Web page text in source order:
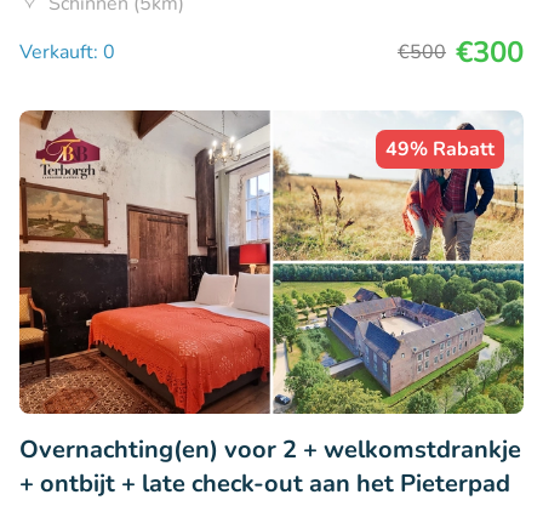
Verkauft: 0
€500 €300
49% Rabatt
Overnachting(en) voor 2 + welkomstdrankje
+ ontbijt + late check-out aan het Pieterpad